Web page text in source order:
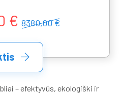
€ 8380,00 €
– efektyvūs, ekologiški ir